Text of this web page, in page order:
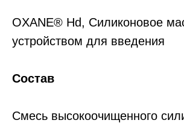
OXANE® Hd, Силиконовое
устройством для введения
Состав
Смесь высокоочищенного